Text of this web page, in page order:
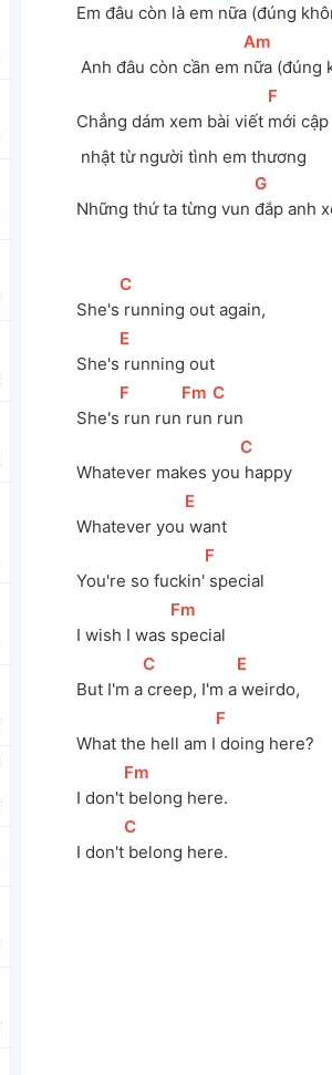
Em đâu còn là em nữa (đúng
Anh đâu còn cần em
[
Am
nữa (đúng
Chẳng dám xem bài viết
[F
mới cập
nhật từ người tình em thương
Những thứ ta từng vun
[
G
đắp anh
She's
[
C
running out again,
She's
[E
running out
She's
[F
run run
[Fm ]
run
[
C
run
Whatever makes you
[
C
happy
Whatever you
[E
want
You're so fuckin'
[F
special
I wish I was
[Fm
special
But I'm a
[
C
creep, I'm a
[E
weirdo,
What the hell am I
[F
doing here?
I don't
[Fm
belong here.
I don't
[
C
belong here.